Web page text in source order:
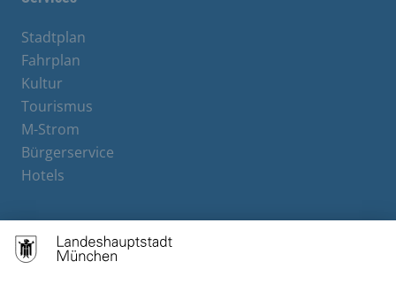
Stadtplan
Fahrplan
Kultur
Tourismus
M-Strom
Bürgerservice
Hotels
Contact